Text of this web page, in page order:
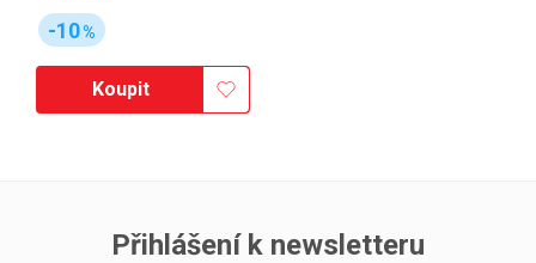
-10%
Koupit
Přihlášení k newsletteru